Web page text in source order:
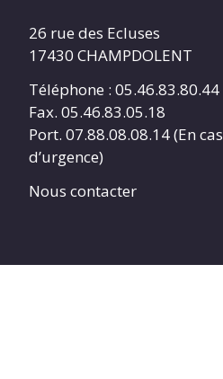
26 rue des Ecluses
17430 CHAMPDOLENT
Téléphone : 05.46.83.80.44
Fax. 05.46.83.05.18
Port. 07.88.08.08.14 (En cas
d’urgence)
Nous contacter